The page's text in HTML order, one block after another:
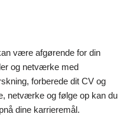
være afgørende for din
og netværke med
forberede dit CV og
netværke og følge op kan du
dine karrieremål.